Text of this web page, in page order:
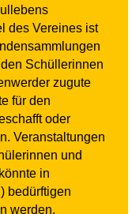
des Vereines ist
Schüllerinnen
zugute
für den
oder
Veranstaltungen
und
in
bedürftigen
werden.